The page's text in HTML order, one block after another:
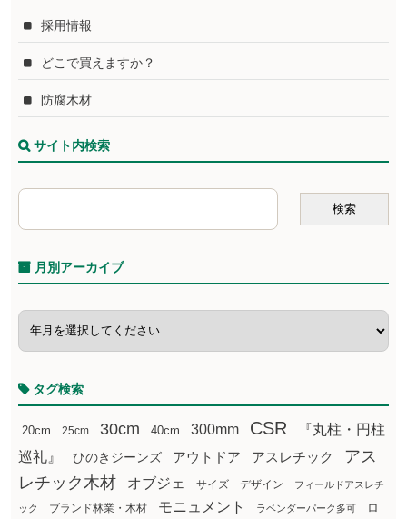
採用情報
どこで買えますか？
防腐木材
サイト内検索
月別アーカイブ
タグ検索
20cm 25cm 30cm 40cm 300mm CSR
『丸柱・円柱
巡礼』
ひのきジーンズ アウトドア アスレチック
アス
レチック木材
オブジェ サイズ デザイン フィールドアスレチ
ック ブランド林業・木材 モニュメント ラベンダーパーク多可
ロ